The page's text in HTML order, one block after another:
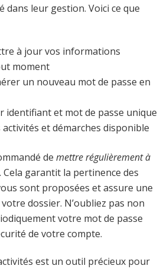
dans leur gestion. Voici ce que
à jour vos informations
moment
un nouveau mot de passe en
identifiant et mot de passe unique
et démarches disponible
de mettre régulièrement à
. Cela garantit la pertinence des
sont proposées et assure une
dossier. N’oubliez pas non
votre mot de passe
de votre compte.
est un outil précieux pour